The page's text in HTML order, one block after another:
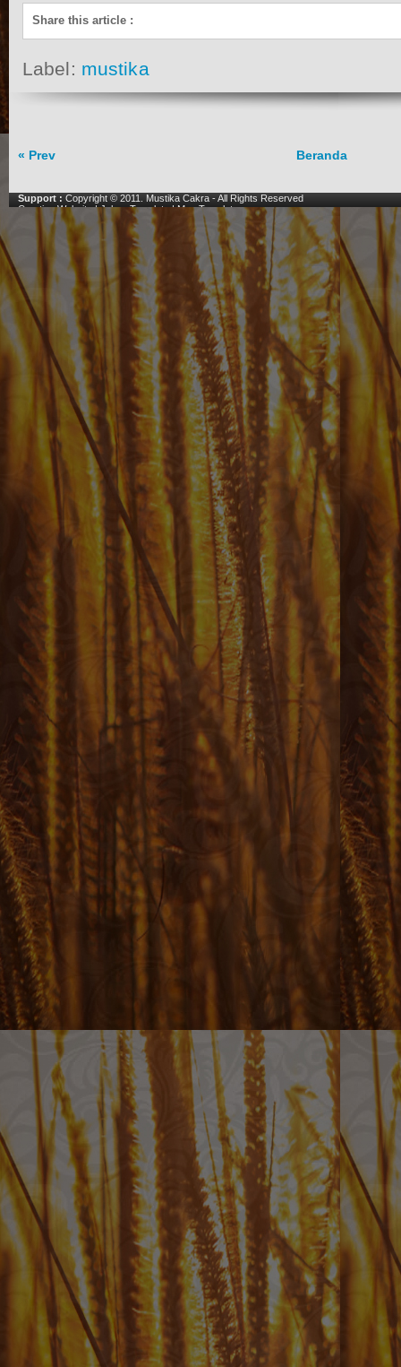
Share this article :
Label: mustika
« Prev Beranda
Support : Copyright © 2011. Mustika Cakra - All Rights Reserved
Creating Website|Johny Template|Mas Template